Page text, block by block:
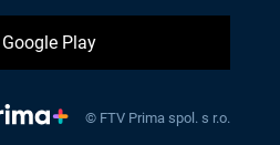
Google Play
© FTV Prima spol. s r.o.